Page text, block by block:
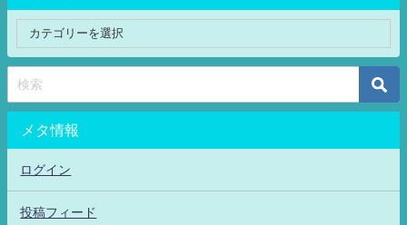
メタ情報
ログイン
投稿フィード